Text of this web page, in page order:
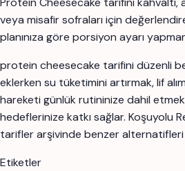
veya misafir sofraları için
planınıza göre porsiyon ayarı
protein cheesecake tarifini düzenli
eklerken su tüketimini artırmak, lif
hareketi günlük rutininize dahil etmek
hedeflerinize katkı sağlar. Koşuyolu
tarifler arşivinde benzer alternatifleri
Etiketler